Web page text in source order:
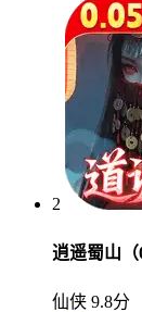
2
逍遥蜀山（
仙侠 9.8分